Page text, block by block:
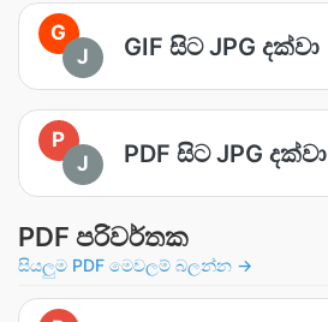
G
J
GIF සිට JPG දක්වා
P
J
PDF සිට JPG දක්වා
PDF පරිවර්තක
සියලුම PDF මෙවලම් බලන්න →